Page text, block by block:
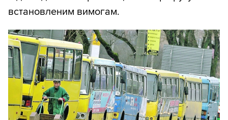
встановленим вимогам.